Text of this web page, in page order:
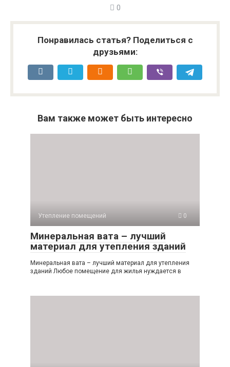
0
Понравилась статья? Поделиться с
друзьями:
Вам также может быть интересно
Утепление помещений 0
Минеральная вата – лучший
материал для утепления зданий
Минеральная вата – лучший материал для утепления
зданий Любое помещение для жилья нуждается в